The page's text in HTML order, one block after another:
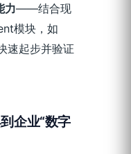
力——结合现
模块，如
速起步并验证
企业“数字